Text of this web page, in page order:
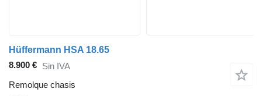
Hüffermann HSA 18.65
8.900 € Sin IVA
Remolque chasis